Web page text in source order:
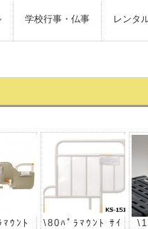
学校行事・仏事 レンタ
ｳﾝﾄ
\80ﾊﾟﾗﾏｳﾝﾄ ｻｲ